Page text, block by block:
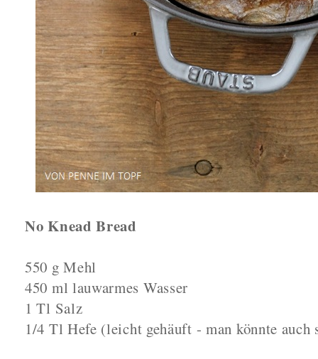
No Knead Bread
550 g Mehl
450 ml lauwarmes Wasser
1 Tl Salz
1/4 Tl Hefe (leicht gehäuft - man könnte auch